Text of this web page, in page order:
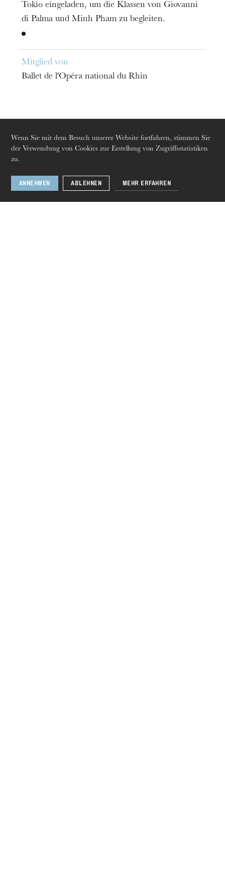
Wenn Sie mit dem Besuch unserer Website fortfahren, stimmen Sie
der Verwendung von Cookies zur Erstellung von Zugriffsstatistiken
zu.
ANNEHMEN ABLEHNEN MEHR ERFAHREN
Führungen durch die Oper
Tokio eingeladen, um die Klassen von Giovanni
di Palma und Minh Pham zu begleiten.
Mitglied von
Ballet de l'Opéra national du Rhin